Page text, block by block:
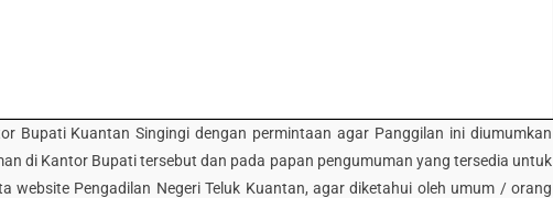
Bupati Kuantan Singingi dengan permintaan agar Panggilan ini diumumkan
di Kantor Bupati tersebut dan pada papan pengumuman yang tersedia untuk
website Pengadilan Negeri Teluk Kuantan, agar diketahui oleh umum / orang